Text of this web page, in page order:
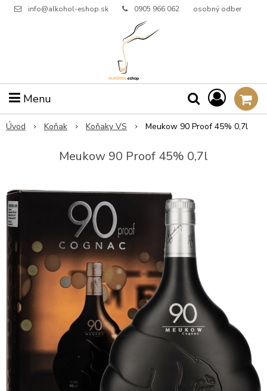
info@alkohol-eshop.sk 0905 966 062 osobný odber
Menu
Úvod Koňak Koňaky VS Meukow 90 Proof 45% 0,7l
Meukow 90 Proof 45% 0,7l